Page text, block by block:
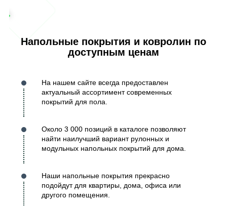
Напольные покрытия и ковролин по
доступным ценам
На нашем сайте всегда предоставлен
актуальный ассортимент современных
покрытий для пола.
Около 3 000 позиций в каталоге позволяют
найти наилучший вариант рулонных и
модульных напольных покрытий для дома.
Наши напольные покрытия прекрасно
подойдут для квартиры, дома, офиса или
другого помещения.